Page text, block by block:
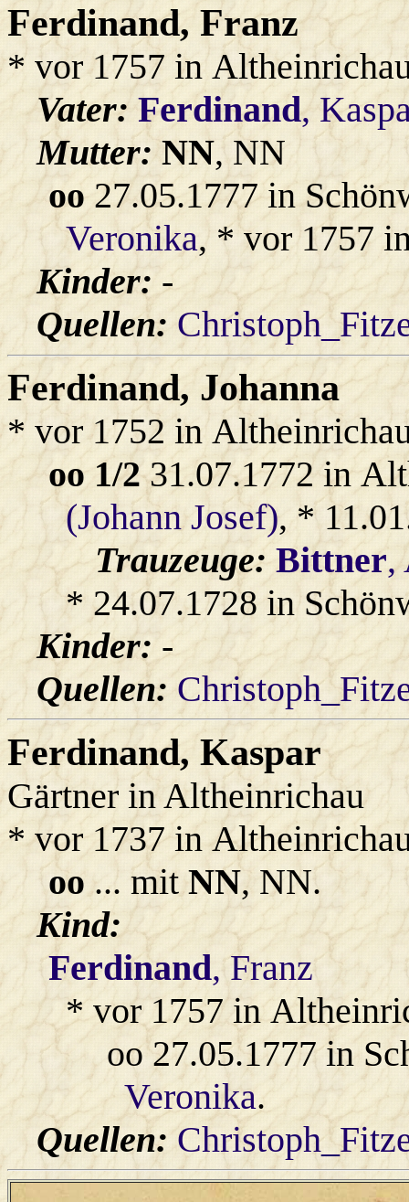
Ferdinand, Franz
* vor 1757 in
Vater:Ferdinand,
Mutter:NN, NN
oo27.05.1777 in
Veronika, * vor 1757
Kinder: -
Quellen:
Ferdinand, Johanna
* vor 1752 in
oo 1/231.07.1772 in
(Johann Josef), *
Trauzeuge:Bittner,
* 24.07.1728 in
Kinder: -
Quellen:
Ferdinand, Kaspar
Gärtner in Altheinrichau
* vor 1737 in
oo... mitNN, NN.
Kind:
Ferdinand, Franz
* vor 1757 in
oo 27.05.1777 in
Veronika.
Quellen: